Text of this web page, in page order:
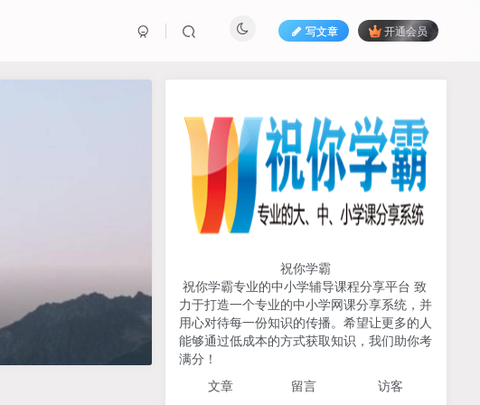
写文章 开通会员
717人已阅读
初中《中学教材全解》2025-2026七八九
TOP1
2026版《浙大优辅》数学公
式定理导引（小学+初中+高
中全套）PDF
3个月前 498人已阅读
TOP2
（分龄版/年龄阶段分类）
祝你学霸
祝你学霸专业的中小学辅导课程分享平台 致
力于打造一个专业的中小学网课分享系统，并
用心对待每一份知识的传播。希望让更多的人
能够通过低成本的方式获取知识，我们助你考
满分！
文章 留言 访客